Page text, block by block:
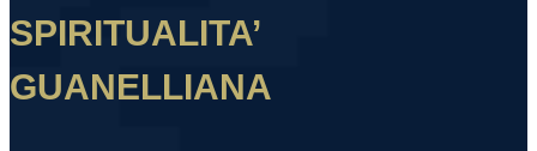
SPIRITUALITA’
GUANELLIANA